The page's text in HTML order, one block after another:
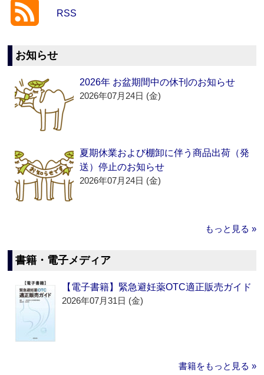
RSS
お知らせ
2026年 お盆期間中の休刊のお知らせ
2026年07月24日 (金)
夏期休業および棚卸に伴う商品出荷（発
送）停止のお知らせ
2026年07月24日 (金)
もっと見る »
書籍・電子メディア
【電子書籍】緊急避妊薬OTC適正販売ガイド
2026年07月31日 (金)
書籍をもっと見る »